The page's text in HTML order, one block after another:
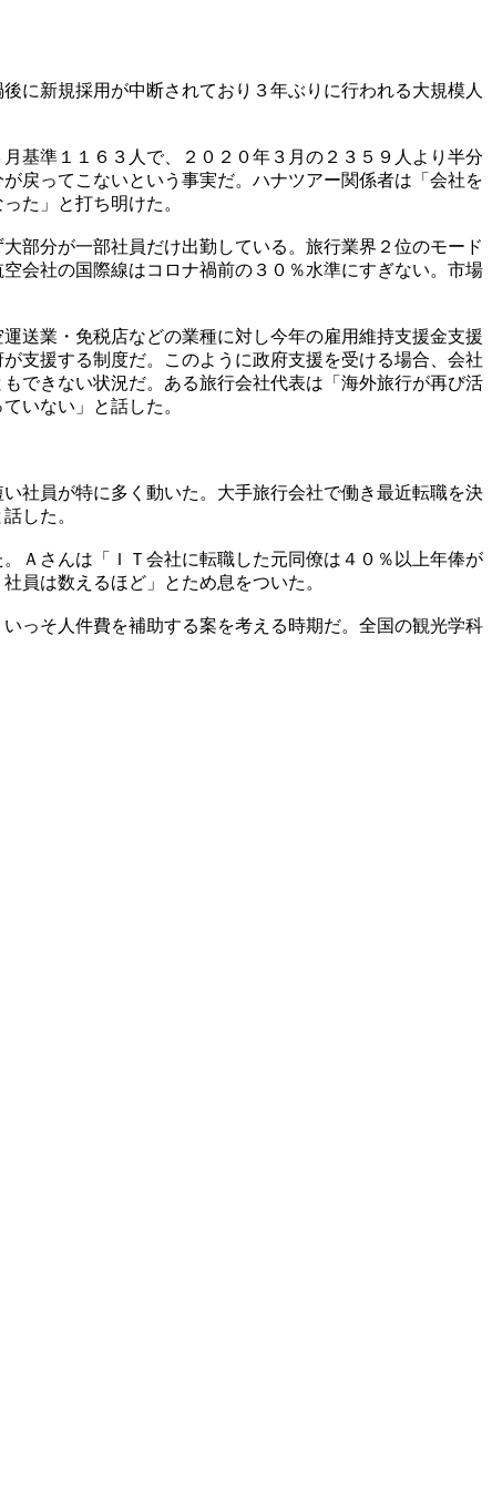
に新規採用が中断されており３年ぶりに行われる大規模人
基準１１６３人で、２０２０年３月の２３５９人より半分
戻ってこないという事実だ。ハナツアー関係者は「会社を
た」と打ち明けた。
部分が一部社員だけ出勤している。旅行業界２位のモード
会社の国際線はコロナ禍前の３０％水準にすぎない。市場
送業・免税店などの業種に対し今年の雇用維持支援金支援
支援する制度だ。このように政府支援を受ける場合、会社
できない状況だ。ある旅行会社代表は「海外旅行が再び活
いない」と話した。
社員が特に多く動いた。大手旅行会社で働き最近転職を決
した。
Ａさんは「ＩＴ会社に転職した元同僚は４０％以上年俸が
員は数えるほど」とため息をついた。
っそ人件費を補助する案を考える時期だ。全国の観光学科